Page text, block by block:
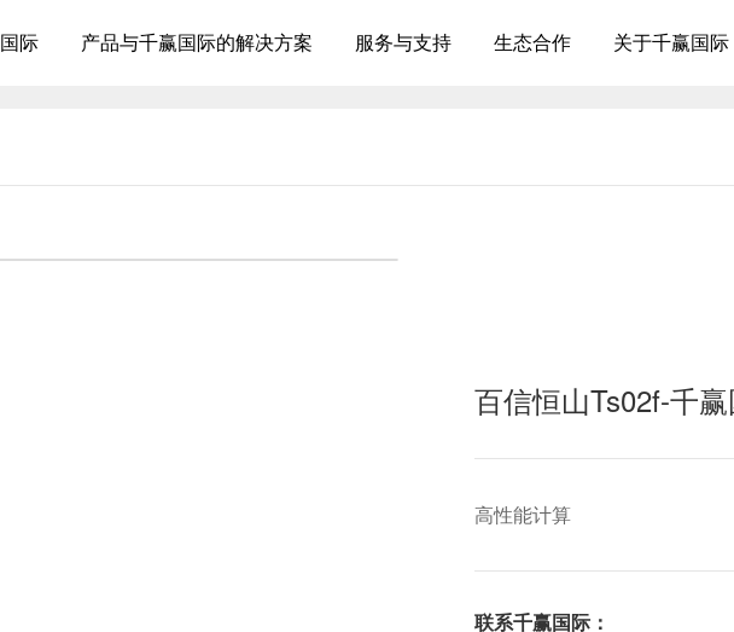
际 产品与千赢国际的解决方案 服务与支持 生态合作 关于千赢国际
百信恒山ts02f-千
高性能计算
联系千赢国际：